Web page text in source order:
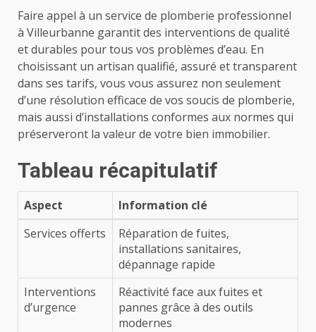
Faire appel à un service de plomberie professionnel
à Villeurbanne garantit des interventions de qualité
et durables pour tous vos problèmes d’eau. En
choisissant un artisan qualifié, assuré et transparent
dans ses tarifs, vous vous assurez non seulement
d’une résolution efficace de vos soucis de plomberie,
mais aussi d’installations conformes aux normes qui
préserveront la valeur de votre bien immobilier.
Tableau récapitulatif
Aspect
Information clé
Services offerts
Réparation de fuites,
installations sanitaires,
dépannage rapide
Interventions
d’urgence
Réactivité face aux fuites et
pannes grâce à des outils
modernes